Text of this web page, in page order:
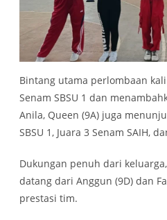
Bintang utama perlombaan
Senam SBSU 1 dan
Anila, Queen (9A) juga
SBSU 1, Juara 3 Senam SAIH,
Dukungan penuh dari
datang dari Anggun (9D) dan
prestasi tim.